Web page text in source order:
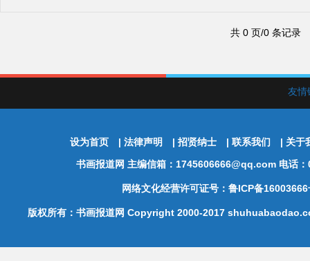
共 0 页/0 条记录
友
设为首页 | 法律声明 | 招贤纳士 | 联系我们 | 关于
书画报道网 主编信箱：1745606666@qq.com 电话
网络文化经营许可证号：鲁ICP备
版权所有：书画报道网 Copyright 2000-2017